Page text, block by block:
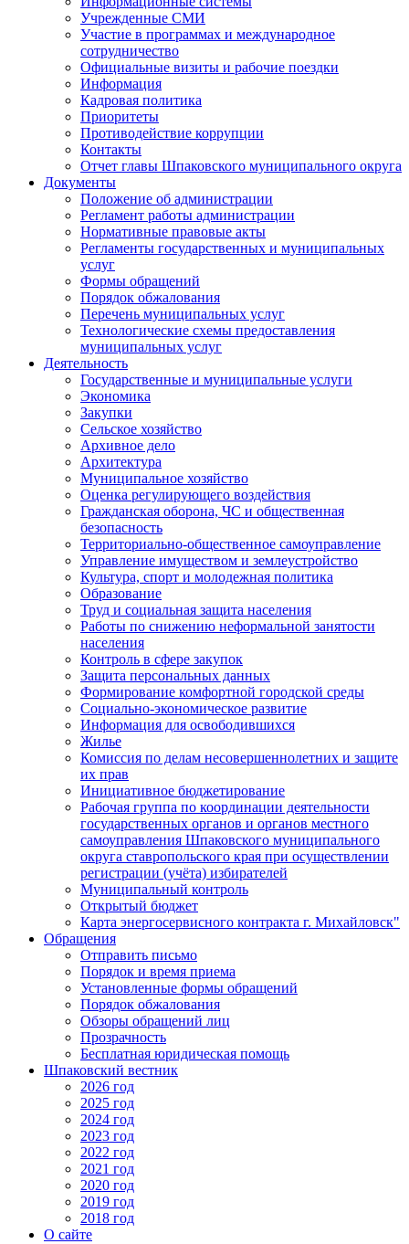
Учрежденные СМИ
Участие в программах и международное
сотрудничество
Официальные визиты и рабочие поездки
Информация
Кадровая политика
Приоритеты
Противодействие коррупции
Контакты
Отчет главы Шпаковского муниципального округа
Документы
Положение об администрации
Регламент работы администрации
Нормативные правовые акты
Регламенты государственных и муниципальных
услуг
Формы обращений
Порядок обжалования
Перечень муниципальных услуг
Технологические схемы предоставления
муниципальных услуг
Деятельность
Государственные и муниципальные услуги
Экономика
Закупки
Сельское хозяйство
Архивное дело
Архитектура
Муниципальное хозяйство
Оценка регулирующего воздействия
Гражданская оборона, ЧС и общественная
безопасность
Территориально-общественное самоуправление
Управление имуществом и землеустройство
Культура, спорт и молодежная политика
Образование
Труд и социальная защита населения
Работы по снижению неформальной занятости
населения
Контроль в сфере закупок
Защита персональных данных
Формирование комфортной городской среды
Социально-экономическое развитие
Информация для освободившихся
Жилье
Комиссия по делам несовершеннолетних и защите
их прав
Инициативное бюджетирование
Рабочая группа по координации деятельности
государственных органов и органов местного
самоуправления Шпаковского муниципального
округа ставропольского края при осуществлении
регистрации (учёта) избирателей
Муниципальный контроль
Открытый бюджет
Карта энергосервисного контракта г. Михайловск"
Обращения
Отправить письмо
Порядок и время приема
Установленные формы обращений
Порядок обжалования
Обзоры обращений лиц
Прозрачность
Бесплатная юридическая помощь
Шпаковский вестник
2026 год
2025 год
2024 год
2023 год
2022 год
2021 год
2020 год
2019 год
2018 год
О сайте